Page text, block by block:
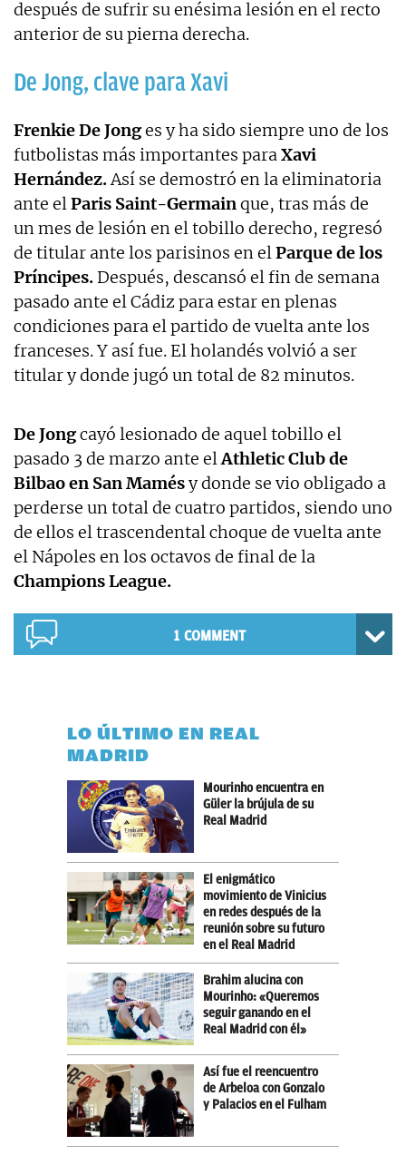
después de sufrir su enésima lesión en el recto
anterior de su pierna derecha.
De Jong, clave para Xavi
Frenkie De Jonges y ha sido siempre uno de los
futbolistas más importantes paraXavi
Hernández.Así se demostró en la eliminatoria
ante elParis Saint-Germainque, tras más de
un mes de lesión en el tobillo derecho, regresó
de titular ante los parisinos en elParque de los
Príncipes. Después, descansó el fin de semana
pasado ante el Cádiz para estar en plenas
condiciones para el partido de vuelta ante los
franceses. Y así fue. El holandés volvió a ser
titular y donde jugó un total de 82 minutos.
De Jongcayó lesionado de aquel tobillo el
pasado 3 de marzo ante elAthleticClub de
Bilbao en San Mamésy donde se vio obligado a
perderse un total de cuatro partidos, siendo uno
de ellos el trascendental choque de vuelta ante
el Nápoles en los octavos de final de la
Champions League.
1 COMMENT
LO ÚLTIMO EN REAL
MADRID
Mourinho encuentra en
Güler la brújula de su
Real Madrid
El enigmático
movimiento de Vinicius
en redes después de la
reunión sobre su futuro
en el Real Madrid
Brahim alucina con
Mourinho: «Queremos
seguir ganando en el
Real Madrid con él»
Así fue el reencuentro
de Arbeloa con Gonzalo
y Palacios en el Fulham